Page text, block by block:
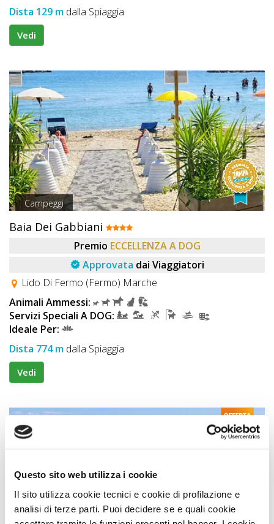
Questo sito web utilizza i cookie
Il sito utilizza cookie tecnici e cookie di profilazione e
analisi di terze parti. Puoi decidere se e quali cookie
Dista 129 m dalla Spiaggia
Vedi
Campeggi
Baia Dei Gabbiani
Premio ECCELLENZA A DOG
Approvata dai Viaggiatori
Lido Di Fermo (Fermo) Marche
Animali Ammessi:
Servizi Speciali A DOG:
Ideale Per:
Dista 774 m dalla Spiaggia
Vedi
OFFERTA SHOCK